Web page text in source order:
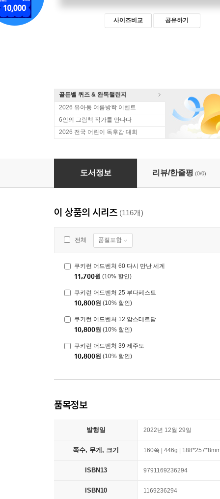
사이즈비교 공유하기
골든벨 퀴즈 & 완독챌린지
2026 유아동 여름방학 이벤트
6인의 그림책 작가를 만나다
2026 전국 어린이 독후감 대회
쿠키런 어드벤처 29 타이베이
도서정보 리뷰/한줄평 (0/0)
이 상품의 시리즈 (116개)
전체 품절포함
쿠키런 어드벤처 60 다시 만난 세계
11,700원 (10% 할인)
쿠키런 어드벤처 25 부다페스트
10,800원 (10% 할인)
쿠키런 어드벤처 12 암스테르담
10,800원 (10% 할인)
쿠키런 어드벤처 39 제주도
10,800원 (10% 할인)
품목정보
발행일 2022년 12월 29일
쪽수, 무게, 크기 160쪽 | 446g |
ISBN13 9791169236294
ISBN10 1169236294